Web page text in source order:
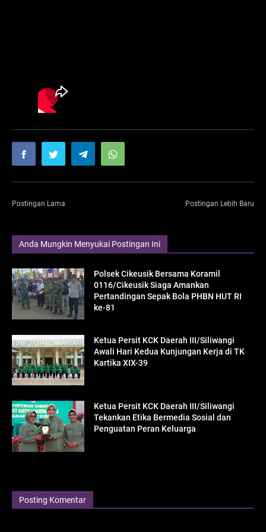
Postingan Lama Postingan Lebih Baru
Anda Mungkin Menyukai Postingan Ini
Polsek Cikeusik Bersama Koramil
0116/Cikeusik Siaga Amankan
Pertandingan Sepak Bola PHBN HUT RI
ke-81
Ketua Persit KCK Daerah III/Siliwangi
Awali Hari Kedua Kunjungan Kerja di TK
Kartika XIX-39
Ketua Persit KCK Daerah III/Siliwangi
Tekankan Etika Bermedia Sosial dan
Penguatan Peran Keluarga
Posting Komentar